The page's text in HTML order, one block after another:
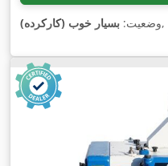
وضعیت: بسیار خوب (کارکرده) ,